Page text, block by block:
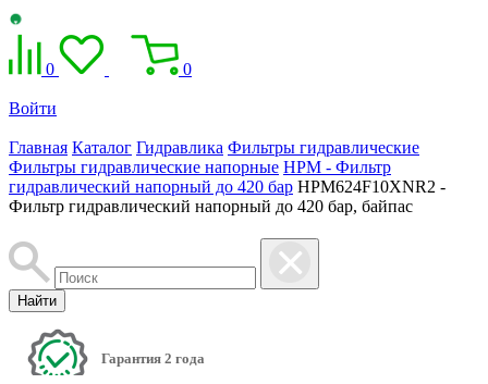
0 0
Войти
Главная Каталог Гидравлика Фильтры гидравлические
Фильтры гидравлические напорные HPM - Фильтр
гидравлический напорный до 420 бар HPM624F10XNR2 -
Фильтр гидравлический напорный до 420 бар, байпас
Найти
Гарантия 2 года